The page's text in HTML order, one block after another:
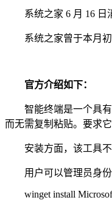
系统之家 6 月 16 日消
系统之家曾于本月初报
官方介绍如下：
智能终端是一个具有原
而无需复制粘贴。要求
安装方面，该工具不会
用户可以管理员身份打
winget install